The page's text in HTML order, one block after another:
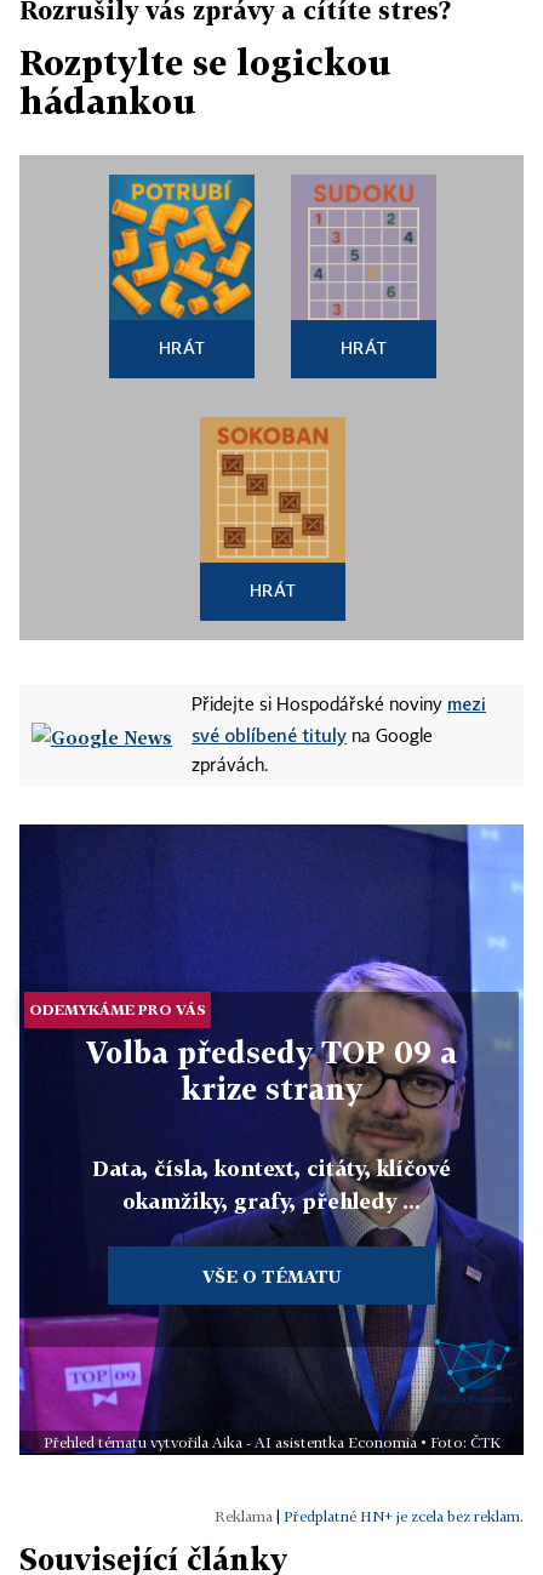
Rozrušily vás zprávy a cítíte stres?
Rozptylte se logickou
hádankou
HRÁT HRÁT
HRÁT
Přidejte si Hospodářské noviny mezi
své oblíbené tituly na Google
zprávách.
ODEMYKÁME PRO VÁS
Volba předsedy TOP 09 a
krize strany
Data, čísla, kontext, citáty, klíčové
okamžiky, grafy, přehledy ...
VŠE O TÉMATU
Přehled tématu vytvořila Aika - AI asistentka Economia • Foto: ČTK
| Předplatné HN+ je zcela bez reklam.
Související články